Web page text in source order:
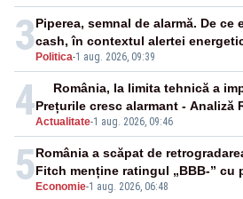
3 Politica-1 aug. 2026, 09:39
Piperea, semnal de alarmă. De ce
cash, în contextul alertei
4Actualitate-1 aug. 2026, 09:46
România, la limita tehnică a
Prețurile cresc alarmant - Analiză
5 Economie-1 aug. 2026, 06:48
România a scăpat de
Fitch menține ratingul „BBB-” cu